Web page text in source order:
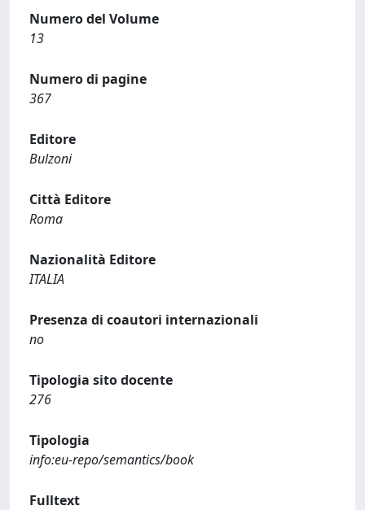
Numero del Volume
13
Numero di pagine
367
Editore
Bulzoni
Città Editore
Roma
Nazionalità Editore
ITALIA
Presenza di coautori internazionali
no
Tipologia sito docente
276
Tipologia
info:eu-repo/semantics/book
Fulltext